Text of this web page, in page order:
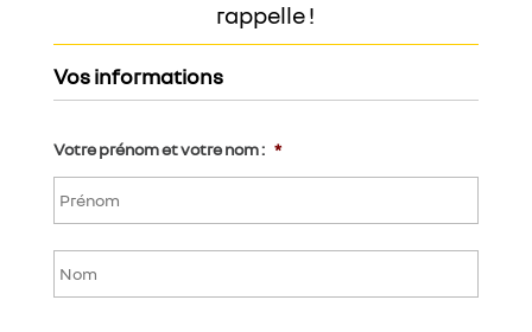
rappelle !
Vos informations
Votre prénom et votre nom : *